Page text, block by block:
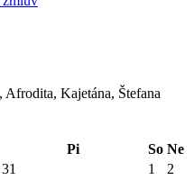
Afrodita, Kajetána, Štefana
Pi So Ne
31 1 2